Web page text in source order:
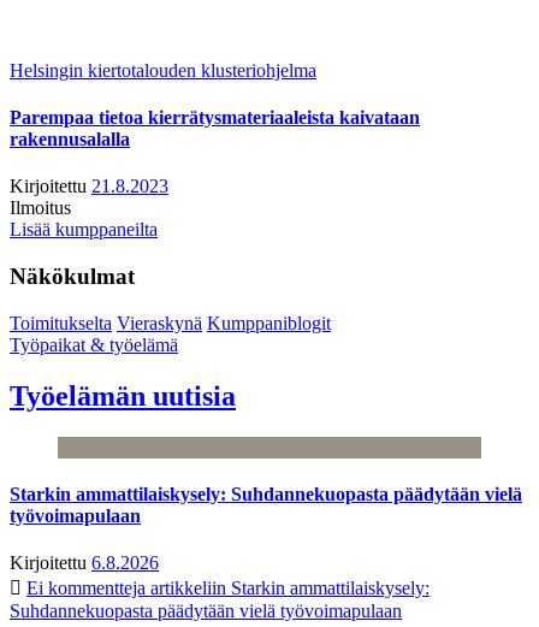
Helsingin kiertotalouden klusteriohjelma
Parempaa tietoa kierrätysmateriaaleista kaivataan
rakennusalalla
Kirjoitettu 21.8.2023
Ilmoitus
Lisää kumppaneilta
Näkökulmat
Toimitukselta Vieraskynä Kumppaniblogit
Työpaikat & työelämä
Työelämän uutisia
Starkin ammattilaiskysely: Suhdannekuopasta päädytään vielä
työvoimapulaan
Kirjoitettu 6.8.2026
Ei kommentteja artikkeliin Starkin ammattilaiskysely:
Suhdannekuopasta päädytään vielä työvoimapulaan